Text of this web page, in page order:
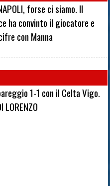
forse ci siamo. Il
ha convinto il giocatore e
con Manna
1-1 con il Celta Vigo.
LORENZO